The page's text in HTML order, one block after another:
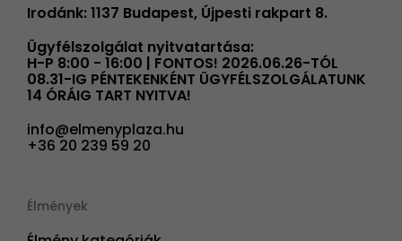
Irodánk: 1137 Budapest, Újpesti rakpart 8.
Ügyfélszolgálat nyitvatartása:
H-P 8:00 - 16:00 | FONTOS! 2026.06.26-TÓL
08.31-IG PÉNTEKENKÉNT ÜGYFÉLSZOLGÁLATUNK
14 ÓRÁIG TART NYITVA!
info@elmenyplaza.hu
+36 20 239 59 20
Élmények